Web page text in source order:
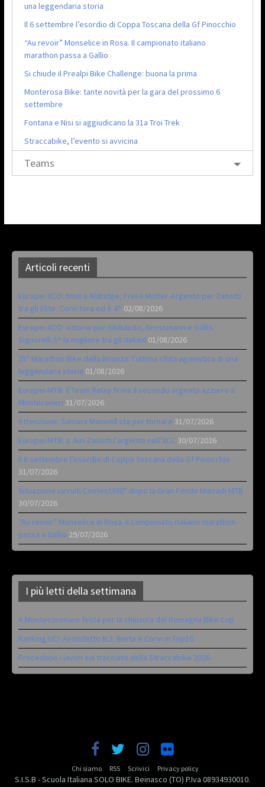
una leggendaria storia
Il 6 settembre l’esordio di Coppa Toscana della Gf Pinocchio
“Au revoir” Monselice in Rosa. Il campionato italiano
marathon passa a Gallio
Si chiude il Prealpi Bike Challenge: buona la prima
Monterosa Bike: tante novità per la gara del prossimo 6
settembre
Fontana e Nisi si aggiudicano la 31a Troi Trek
Straccabike, l’evento si avvicina
Teams
Articoli recenti
Europei XCO: titoli a Aldridge, Frei e Hutter. Argento per Zanotti
tra gli Elite. Corvi fora ed è 4^ 02/08/2026
Europei XCO: vittorie per Ghibaudo, Grossmann e Gallis.
Signorelli 5^ la migliore tra gli italiani 01/08/2026
35ª Marathon Bike della Brianza: l’ultima sfida agonistica di una
leggendaria storia 01/08/2026
Europei MTB: il Team Relay firma il secondo argento azzurro a
Monteceneri 31/07/2026
Attenzione: Samara Maxwell sta per tornare 31/07/2026
Europei MTB: a Juri Zanotti l’argento nell’XCC 30/07/2026
Il 6 settembre l’esordio di Coppa Toscana della Gf Pinocchio
31/07/2026
Situazione circuiti Contest360° dopo la Gran Fondo Marradi MTB
30/07/2026
“Au revoir” Monselice in Rosa. Il campionato italiano marathon
passa a Gallio 29/07/2026
I più letti della settimana
A Montecoronaro festa per la chiusura del Romagna Bike Cup
Ranking UCI: Avondetto N.2. Berta e Corvi in Top10
Procedono i lavori sul tracciato della Straccabike 2026
Chi siamo RSS Scrivici Privacy policy
S.I.S.B - Scuola Italiana SOLO BIKE. Beinasco (TO) P.Iva 08934930010.